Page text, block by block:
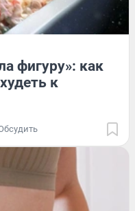
фигуру»: как
к